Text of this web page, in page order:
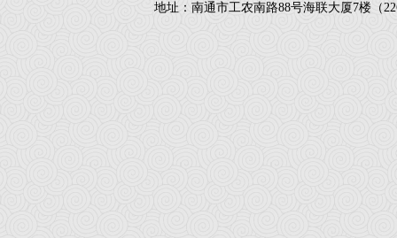
地址：南通市工农南路88号海联大厦7楼